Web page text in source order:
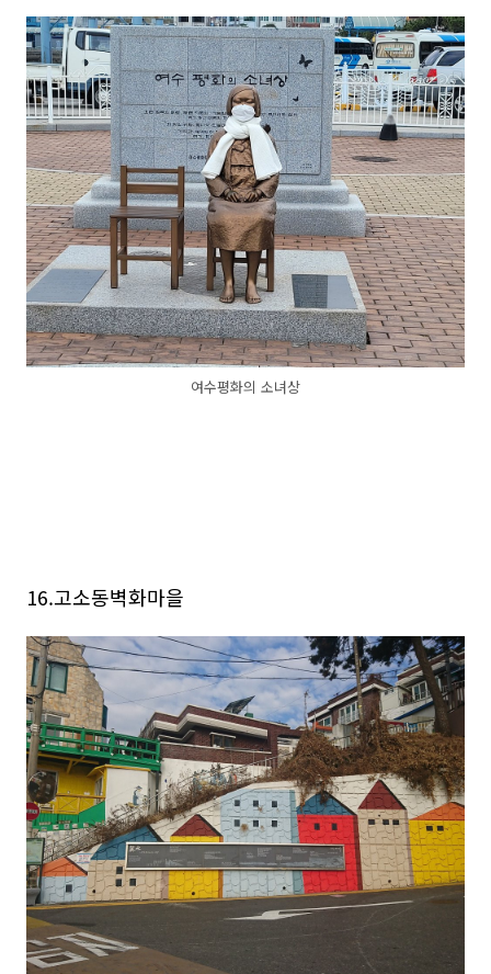
여수평화의 소녀상
16.고소동벽화마을